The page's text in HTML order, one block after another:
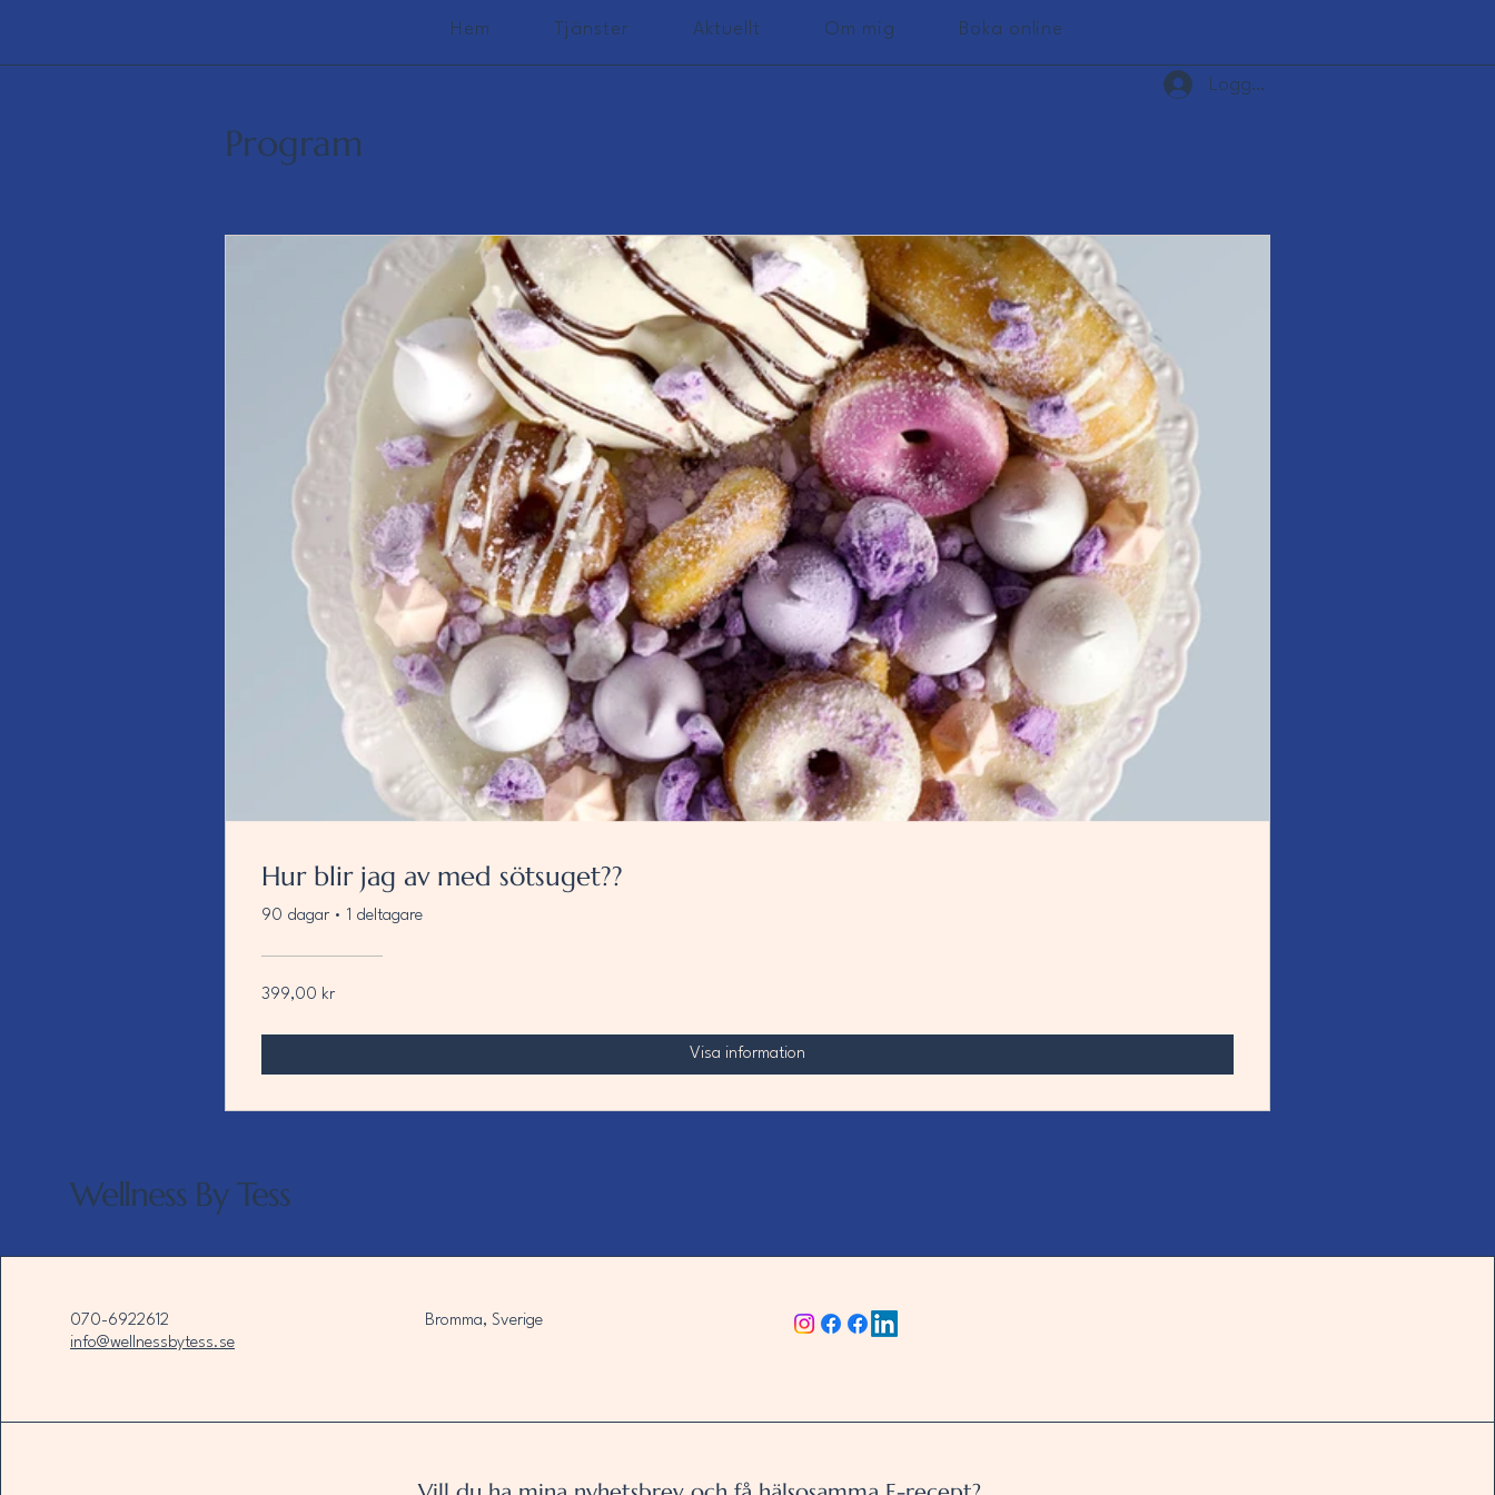
Hem Tjänster Aktuellt Om mig Boka online
Logga in
Program
Hur blir jag av med sötsuget??
90 dagar • 1 deltagare
399,00 kr
Visa information
Wellness By Tess
070-6922612
info@wellnessbytess.se
Bromma, Sverige